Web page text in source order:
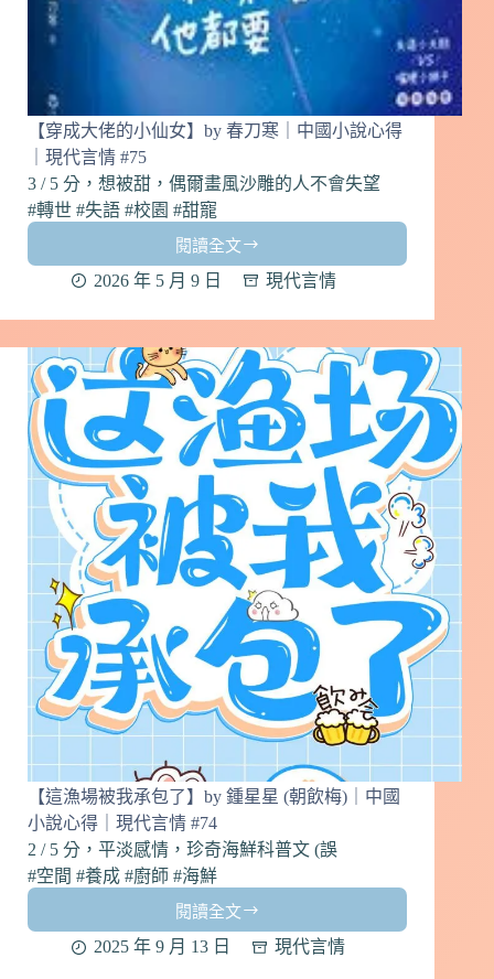
【穿成大佬的小仙女】by 春刀寒｜中國小說心得
｜現代言情 #75
3 / 5 分，想被甜，偶爾畫風沙雕的人不會失望
#轉世 #失語 #校園 #甜寵
閱讀全文
【穿
成
佬
的
小
仙
女】
by
春
寒
｜
中
國
說
心
得
｜
現
代
言
情
#75
2026 年 5 月 9 日 現代言情
【這漁場被我承包了】by 鍾星星 (朝飲梅)｜中國
小說心得｜現代言情 #74
2 / 5 分，平淡感情，珍奇海鮮科普文 (誤
#空間 #養成 #廚師 #海鮮
閱讀全文
【這
漁
2025 年 9 月 13 日 現代言情